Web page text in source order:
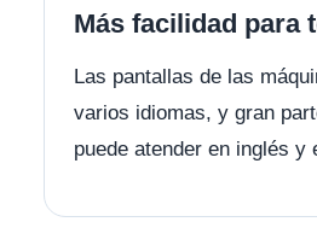
Más facilidad para
Las pantallas de las
varios idiomas, y gran
puede atender en inglés y